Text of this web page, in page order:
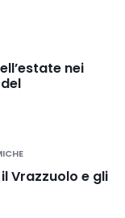
nei
Vrazzuolo e gli